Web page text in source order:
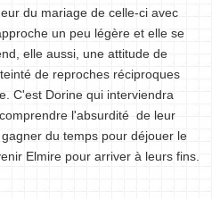
du mariage de celle-ci avec
un peu légère et elle se
elle aussi, une attitude de
de reproches réciproques
C'est Dorine qui interviendra
l'absurdité de leur
du temps pour déjouer le
Elmire pour arriver à leurs fins.